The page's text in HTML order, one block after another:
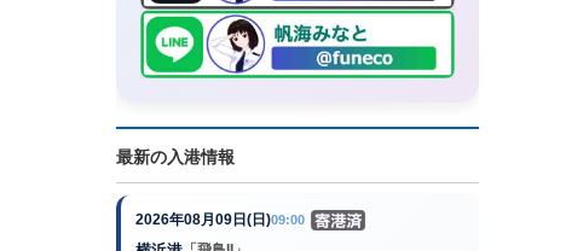
最新の入港情報
2026年08月09日(日)09:00